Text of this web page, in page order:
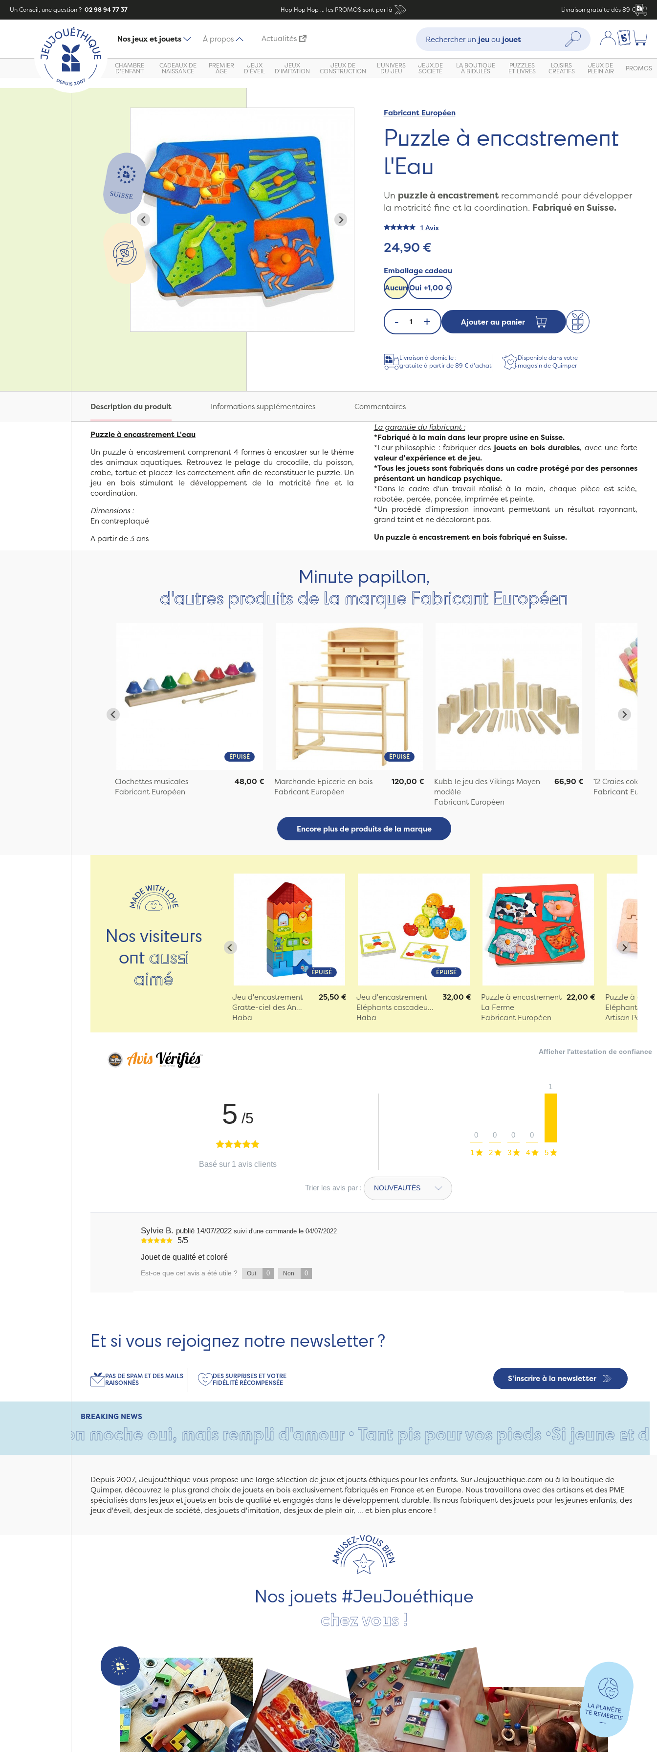
Un Conseil, une question ? 02 98 94 77 37 Hop Hop Hop ... les PROMOS sont par là Livraison gratuite dès 89 €
Nos jeux et jouets À propos Actualités
Recherche :
Rechercher un jeuou jouet Rechercher Mon compte
Ma liste
CHAMBRE
D'ENFANT
CADEAUX DE
NAISSANCE
PREMIER
ÂGE
JEUX
D'ÉVEIL
JEUX
D'IMITATION
JEUX DE
CONSTRUCTION
L'UNIVERS
DU JEU
JEUX DE
SOCIÉTÉ
LA BOUTIQUE
À BIDULES
PUZZLES
ET LIVRES
LOISIRS
CRÉATIFS
JEUX DE
PLEIN AIR PROMOS
Fabricant Européen
Puzzle à encastrement
l'Eau
Un puzzle à encastrementrecommandé pour développer
la motricité fine et la coordination. Fabriqué en Suisse.
1 Avis
24,90 €
Emballage cadeau
AucunOui +1,00 €
- + Ajouter au panier
Livraison à domicile :
gratuite à partir de 89 € d'achat
Disponible dans votre
magasin de Quimper
Description du produit Informations supplémentaires Commentaires
Puzzle à encastrement L'eau
Un puzzle à encastrement comprenant 4 formes à encastrer sur le thème
des animaux aquatiques. Retrouvez le pelage du crocodile, du poisson,
crabe, tortue et placez-les correctement afin de reconstituer le puzzle. Un
jeu en bois stimulant le développement de la motricité fine et la
coordination.
Dimensions :
En contreplaqué
A partir de 3 ans
La garantie du fabricant :
*Fabriqué à la main dans leur propre usine en Suisse.
*Leur philosophie : fabriquer des jouets en bois durables, avec une forte
valeur d'expérience et de jeu.
*Tous les jouets sont fabriqués dans un cadre protégé par des personnes
présentant un handicap psychique.
*Dans le cadre d'un travail réalisé à la main, chaque pièce est sciée,
rabotée, percée, poncée, imprimée et peinte.
*Un procédé d'impression innovant permettant un résultat rayonnant,
grand teint et ne décolorant pas.
Un puzzle à encastrement en bois fabriqué en Suisse.
Minute papillon,
d'autres produits de la marque Fabricant Européen
ÉPUISÉ
Clochettes musicales
Fabricant Européen
48,00 €
ÉPUISÉ
Marchande Epicerie en bois
Fabricant Européen
120,00 €
Kubb le jeu des Vikings Moyen
modèle
Fabricant Européen
66,90 €
12 Craies colorées
Fabricant
Encore plus de produits de la marque
Nos visiteurs
ont aussi
aimé
ÉPUISÉ
Jeu d'encastrement
Gratte-ciel des An...
Haba
25,50 €
ÉPUISÉ
Jeu d'encastrement
Eléphants cascadeu...
Haba
32,00 €
Puzzle à encastrement
La Ferme
Fabricant Européen
22,00 €
Puzzle à
Eléphants
Artisan
Afficher l'attestation de confiance
5 /5
Basé sur 1 avis clients
1
0
2
0
3
0
4
0
5
1
Trier les avis par :
Sylvie B. publié 14/07/2022suivi d'une commande le 04/07/2022
5/5
Jouet de qualité et coloré
Est-ce que cet avis a été utile ? Oui 0 Non 0
Et si vous rejoignez notre newsletter ?
S'inscrire à la newsletter
PAS DE SPAM ET DES MAILS
RAISONNÉS
DES SURPRISES ET VOTRE
FIDÉLITÉ RÉCOMPENSÉE
BREAKING NEWS
moche oui, mais rempli d'amour • Tant pis pour vos pieds •Si jeune et déjà si
Depuis 2007, Jeujouéthique vous propose une large sélection de jeux et jouets éthiques pour les enfants. Sur Jeujouethique.com ou à la boutique de
Quimper, découvrez le plus grand choix de jouets en bois exclusivement fabriqués en France et en Europe. Nous travaillons avec des artisans et des PME
spécialisés dans les jeux et jouets en bois de qualité et engagés dans le développement durable. Ils nous fabriquent des jouets pour les jeunes enfants, des
jeux d'éveil, des jeux de société, des jouets d'imitation, des jeux de plein air, ... et bien plus encore !
Nos jouets #JeuJouéthique
chez vous !